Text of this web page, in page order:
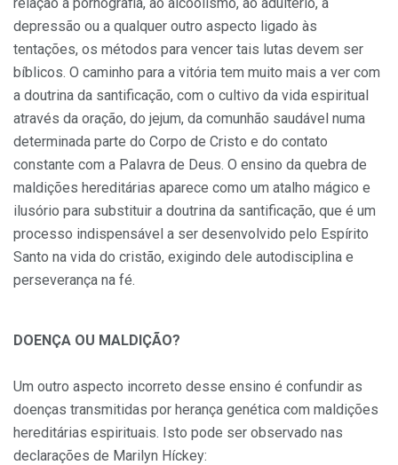
depressão ou a qualquer outro aspecto ligado às
tentações, os métodos para vencer tais lutas devem ser
bíblicos. O caminho para a vitória tem muito mais a ver com
a doutrina da santificação, com o cultivo da vida espiritual
através da oração, do jejum, da comunhão saudável numa
determinada parte do Corpo de Cristo e do contato
constante com a Palavra de Deus. O ensino da quebra de
maldições hereditárias aparece como um atalho mágico e
ilusório para substituir a doutrina da santificação, que é um
processo indispensável a ser desenvolvido pelo Espírito
Santo na vida do cristão, exigindo dele autodisciplina e
perseverança na fé.
DOENÇA OU MALDIÇÃO?
Um outro aspecto incorreto desse ensino é confundir as
doenças transmitidas por herança genética com maldições
hereditárias espirituais. Isto pode ser observado nas
declarações de Marilyn Híckey: